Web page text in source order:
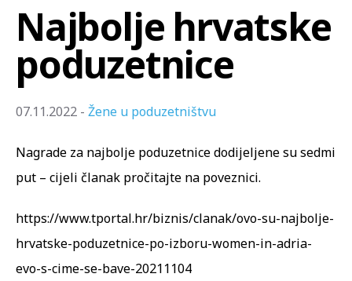
Najbolje hrvatske
poduzetnice
07.11.2022 - Žene u poduzetništvu
Nagrade za najbolje poduzetnice dodijeljene su sedmi
put – cijeli članak pročitajte na poveznici.
https://www.tportal.hr/biznis/clanak/ovo-su-najbolje-
hrvatske-poduzetnice-po-izboru-women-in-adria-
evo-s-cime-se-bave-20211104